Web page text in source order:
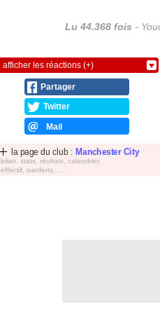
Lu 44.368 fois -
afficher les réactions (+)
Partager
Twitter
Mail
la page du club : Manchester City
bilan, stats, réultats, calendrier,
effectif, tranferts, ...